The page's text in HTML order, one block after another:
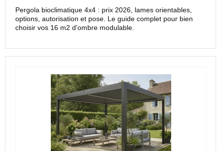
Pergola bioclimatique 4x4 : prix 2026, lames orientables,
options, autorisation et pose. Le guide complet pour bien
choisir vos 16 m2 d'ombre modulable.